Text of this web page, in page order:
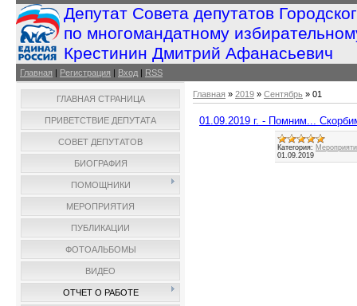
Депутат Совета депутатов
по многомандатному
Крестинин Дмитрий Афанасьевич
Главная | Регистрация | Вход | RSS
ГЛАВНАЯ СТРАНИЦА
ПРИВЕТСТВИЕ ДЕПУТАТА
СОВЕТ ДЕПУТАТОВ
БИОГРАФИЯ
ПОМОЩНИКИ
МЕРОПРИЯТИЯ
ПУБЛИКАЦИИ
ФОТОАЛЬБОМЫ
ВИДЕО
ОТЧЕТ О РАБОТЕ
Главная » 2019 » Сентябрь » 01
01.09.2019 г. - Помним...
Категория:
01.09.2019